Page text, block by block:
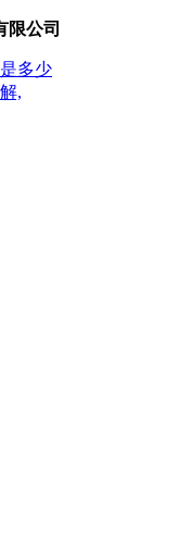
限公司
多少
,